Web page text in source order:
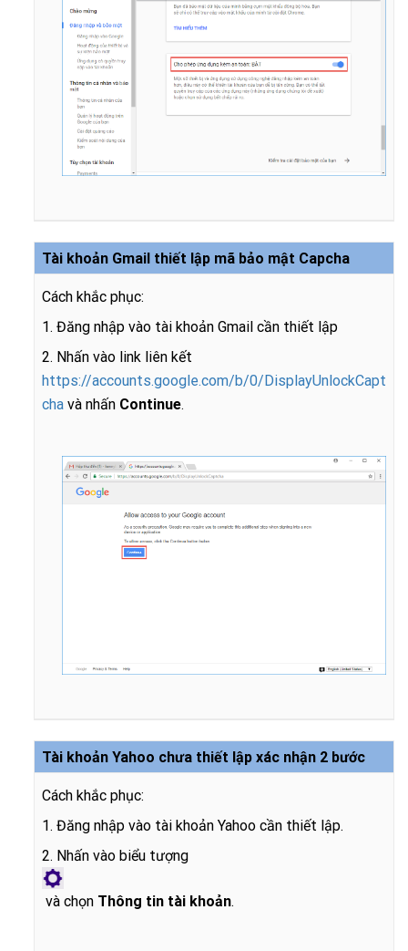
Tài khoản Gmail thiết lập mã bảo mật Capcha
Cách khắc phục:
1. Đăng nhập vào tài khoản Gmail cần thiết lập
2. Nhấn vào link liên kết
https://accounts.google.com/b/0/DisplayUnlockCapt
cha và nhấn Continue.
Tài khoản Yahoo chưa thiết lập xác nhận 2 bước
Cách khắc phục:
1. Đăng nhập vào tài khoản Yahoo cần thiết lập.
2. Nhấn vào biểu tượng
và chọn Thông tin tài khoản.